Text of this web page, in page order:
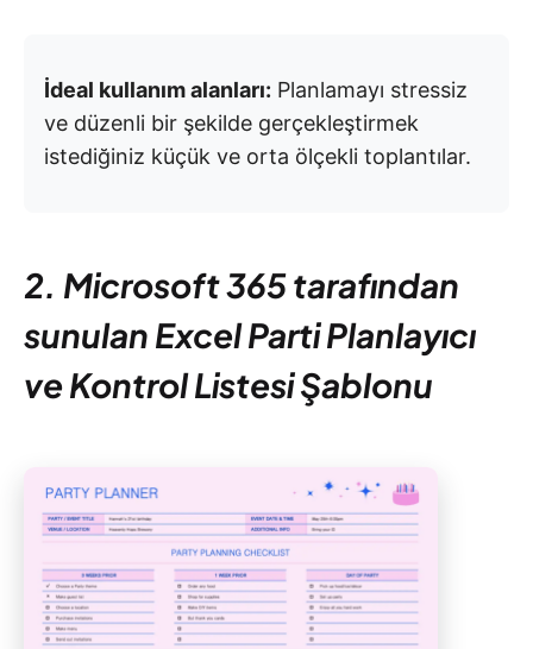
İdeal kullanım alanları: Planlamayı stressiz
ve düzenli bir şekilde gerçekleştirmek
istediğiniz küçük ve orta ölçekli toplantılar.
2. Microsoft 365 tarafından
sunulan Excel Parti Planlayıcı
ve Kontrol Listesi Şablonu